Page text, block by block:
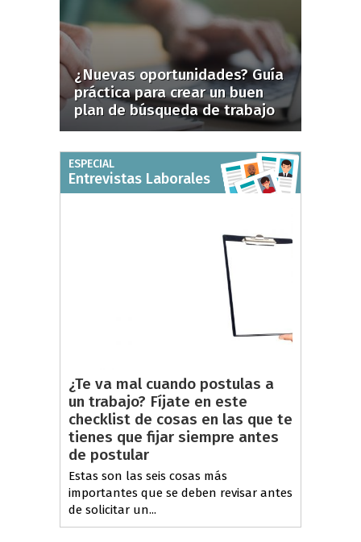
¿Nuevas oportunidades? Guía
práctica para crear un buen
plan de búsqueda de trabajo
ESPECIAL
Entrevistas Laborales
¿Te va mal cuando postulas a
un trabajo? Fíjate en este
checklist de cosas en las que te
tienes que fijar siempre antes
de postular
Estas son las seis cosas más
importantes que se deben revisar antes
de solicitar un...